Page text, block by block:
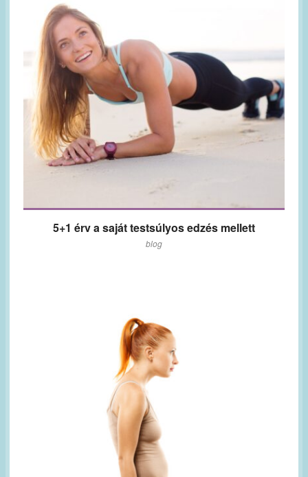
5+1 érv a saját testsúlyos edzés mellett
blog